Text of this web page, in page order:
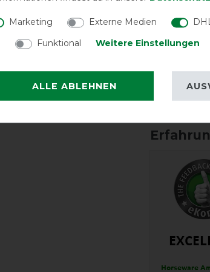
Wahl zwischen zwei
Horseware
Marketing Externe Medien
Funktional Weitere Einstellungen
ALLE ABLEHNEN